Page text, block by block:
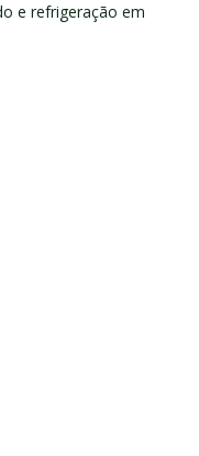
e refrigeração em